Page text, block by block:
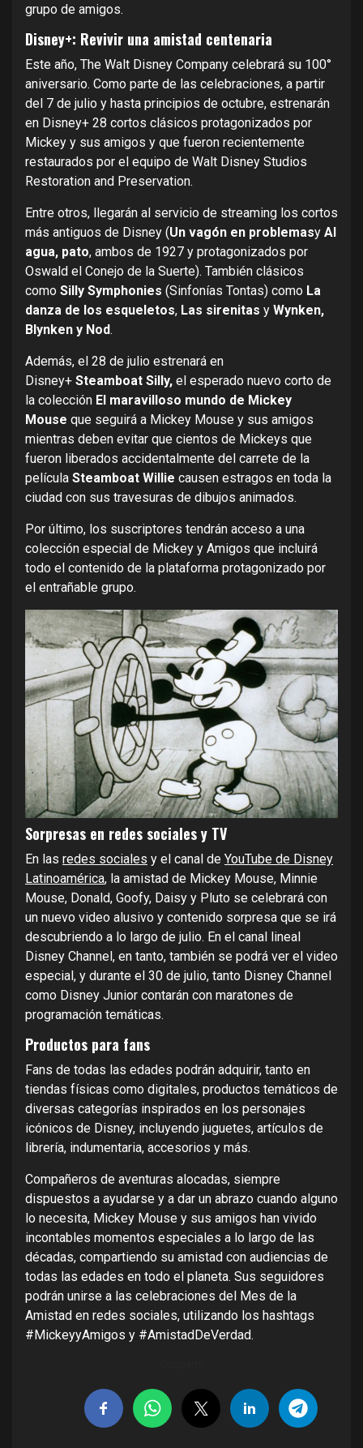
grupo de amigos.
Disney+: Revivir una amistad centenaria
Este año, The Walt Disney Company celebrará su 100°
aniversario. Como parte de las celebraciones, a partir
del 7 de julio y hasta principios de octubre, estrenarán
en Disney+ 28 cortos clásicos protagonizados por
Mickey y sus amigos y que fueron recientemente
restaurados por el equipo de Walt Disney Studios
Restoration and Preservation.
Entre otros, llegarán al servicio de streaming los cortos
más antiguos de Disney (Un vagón en problemasy Al
agua, pato, ambos de 1927 y protagonizados por
Oswald el Conejo de la Suerte). También clásicos
como Silly Symphonies (Sinfonías Tontas) como La
danza de los esqueletos, Las sirenitas y Wynken,
Blynken y Nod.
Además, el 28 de julio estrenará en
Disney+ Steamboat Silly, el esperado nuevo corto de
la colección El maravilloso mundo de Mickey
Mouse que seguirá a Mickey Mouse y sus amigos
mientras deben evitar que cientos de Mickeys que
fueron liberados accidentalmente del carrete de la
película Steamboat Willie causen estragos en toda la
ciudad con sus travesuras de dibujos animados.
Por último, los suscriptores tendrán acceso a una
colección especial de Mickey y Amigos que incluirá
todo el contenido de la plataforma protagonizado por
el entrañable grupo.
Sorpresas en redes sociales y TV
En las redes sociales y el canal de YouTube de Disney
Latinoamérica, la amistad de Mickey Mouse, Minnie
Mouse, Donald, Goofy, Daisy y Pluto se celebrará con
un nuevo video alusivo y contenido sorpresa que se irá
descubriendo a lo largo de julio. En el canal lineal
Disney Channel, en tanto, también se podrá ver el video
especial, y durante el 30 de julio, tanto Disney Channel
como Disney Junior contarán con maratones de
programación temáticas.
Productos para fans
Fans de todas las edades podrán adquirir, tanto en
tiendas físicas como digitales, productos temáticos de
diversas categorías inspirados en los personajes
icónicos de Disney, incluyendo juguetes, artículos de
librería, indumentaria, accesorios y más.
Compañeros de aventuras alocadas, siempre
dispuestos a ayudarse y a dar un abrazo cuando alguno
lo necesita, Mickey Mouse y sus amigos han vivido
incontables momentos especiales a lo largo de las
décadas, compartiendo su amistad con audiencias de
todas las edades en todo el planeta. Sus seguidores
podrán unirse a las celebraciones del Mes de la
Amistad en redes sociales, utilizando los hashtags
#MickeyyAmigos y #AmistadDeVerdad.